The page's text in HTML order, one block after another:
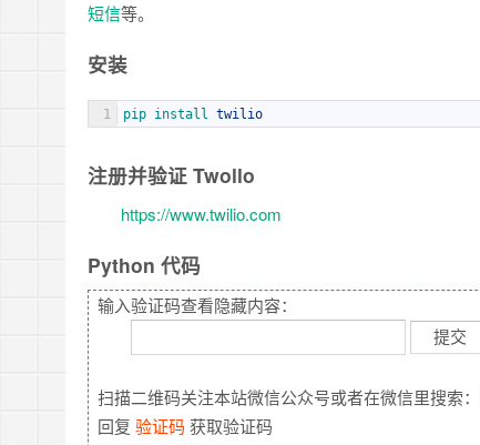
短信等。
安装
1 pip install twilio
注册并验证 Twollo
https://www.twilio.com
Python 代码
输入验证码查看隐藏内容：
扫描二维码关注本站微信公众号或者在微信里搜索：
回复 验证码 获取验证码